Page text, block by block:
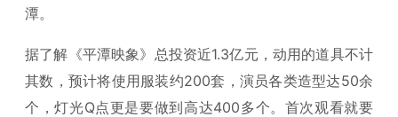
潭。
据了解《平潭映象》总投资近1.3亿元，动用的道具不计
其数，预计将使用服装约200套，演员各类造型达50余
个，灯光Q点更是要做到高达400多个。首次观看就要